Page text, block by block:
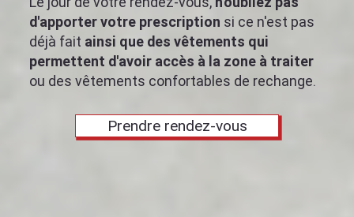
d'apporter votre prescription si ce n'est pas
déjà fait ainsi que des vêtements qui
permettent d'avoir accès à la zone à traiter
ou des vêtements confortables de rechange.
Prendre rendez-vous